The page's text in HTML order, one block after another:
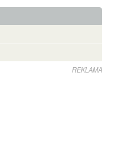
REKLAMA